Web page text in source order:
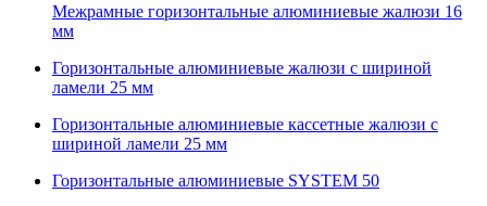
Межрамные горизонтальные алюминиевые жалюзи 16
мм
Горизонтальные алюминиевые жалюзи с шириной
ламели 25 мм
Горизонтальные алюминиевые кассетные жалюзи с
шириной ламели 25 мм
Горизонтальные алюминиевые SYSTEM 50